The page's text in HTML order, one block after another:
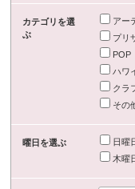
カテゴリを選
ぶ
アー
プリ
POP
ハワ
クラ
その
曜日を選ぶ 日曜
木曜